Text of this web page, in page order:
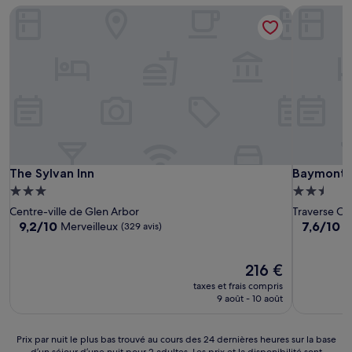
The Sylvan Inn
The Sylvan Inn
Hébergement
3.0 étoiles
Centre-ville de Glen Arbor
9.2
9,2/10 Merveilleux (329 avis)
Le
nouveau
prix
216 €
216 €
taxes et frais compris
9 août - 10 août
Baymont
Baymont
2.5 étoiles
Traverse
7.6
7,6/10
Prix
Prix par nuit le plus bas trouvé au cours des 24 dernières heures sur la base